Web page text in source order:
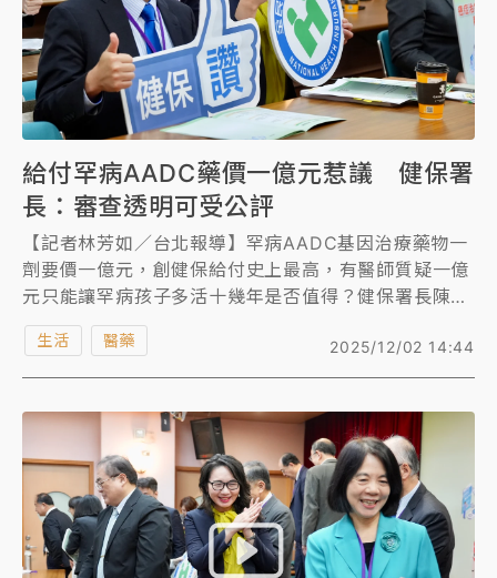
給付罕病AADC藥價一億元惹議 健保署
長：審查透明可受公評
【記者林芳如／台北報導】罕病AADC基因治療藥物一
劑要價一億元，創健保給付史上最高，有醫師質疑一億
元只能讓罕病孩子多活十幾年是否值得？健保署長陳亮
妤回應，去年2月藥廠提出申請，健保署召開三次專家
諮詢會，後來共擬會正式通過暫時性給付3年，3 年後
執行療效評估並重新檢討支付價與給付條件，共擬會會
2025/12/02 14:44
生活 醫藥